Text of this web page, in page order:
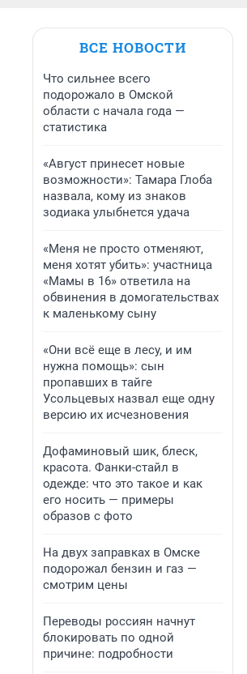
ВСЕ НОВОСТИ
Что сильнее всего
подорожало в Омской
области с начала года —
статистика
«Август принесет новые
возможности»: Тамара Глоба
назвала, кому из знаков
зодиака улыбнется удача
«Меня не просто отменяют,
меня хотят убить»: участница
«Мамы в 16» ответила на
обвинения в домогательствах
к маленькому сыну
«Они всё еще в лесу, и им
нужна помощь»: сын
пропавших в тайге
Усольцевых назвал еще одну
версию их исчезновения
Дофаминовый шик, блеск,
красота. Фанки-стайл в
одежде: что это такое и как
его носить — примеры
образов с фото
На двух заправках в Омске
подорожал бензин и газ —
смотрим цены
Переводы россиян начнут
блокировать по одной
причине: подробности